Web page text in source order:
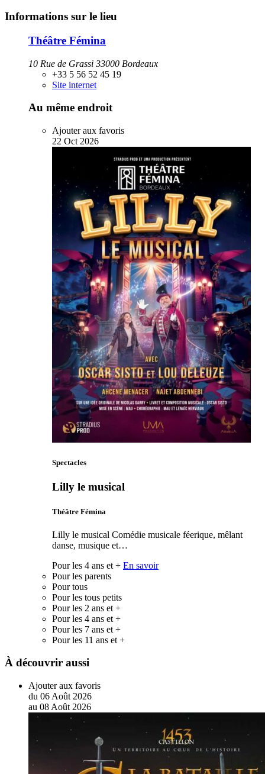
Informations sur le lieu
Théâtre Fémina
10 Rue de Grassi 33000 Bordeaux
+33 5 56 52 45 19
Site internet
Au même endroit
Ajouter aux favoris
22 Oct 2026
Spectacles
Lilly le musical
Théâtre Fémina
Lilly le musical Comédie musicale féerique, mêlant
danse, musique et…
Pour les 4 ans et + En savoir
Pour les parents
Pour tous
Pour les tous petits
Pour les 2 ans et +
Pour les 4 ans et +
Pour les 7 ans et +
Pour les 11 ans et +
À découvrir aussi
Ajouter aux favoris
du 06 Août 2026
au 08 Août 2026